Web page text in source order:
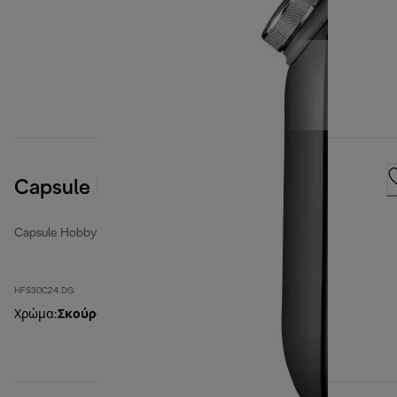
Capsule Hobby
Capsule Hobby
HFS30C24.DG
Χρώμα:Σκούρο Γκρι